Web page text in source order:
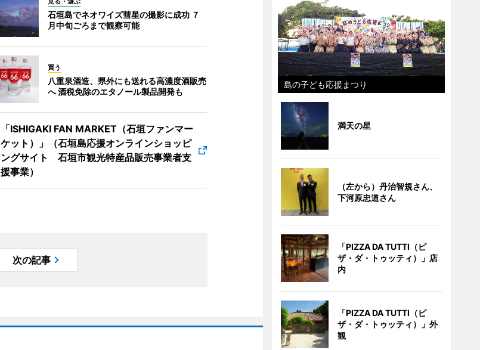
石垣島でネオワイズ彗星の撮影に成功 ７
月中旬ごろまで観察可能
買う
八重泉酒造、県外にも送れる高濃度酒販売
へ 酒税免除のエタノール製品開発も
「ISHIGAKI FAN MARKET（石垣ファンマー
ケット）」（石垣島応援オンラインショッピ
ングサイト 石垣市観光特産品販売事業者支
援事業）
次の記事
島の子ども応援まつり
満天の星
（左から）丹治智規さん、
下河原忠道さん
「PIZZA DA TUTTI（ピ
ザ・ダ・トゥッティ）」店
内
「PIZZA DA TUTTI（ピ
ザ・ダ・トゥッティ）」外
観